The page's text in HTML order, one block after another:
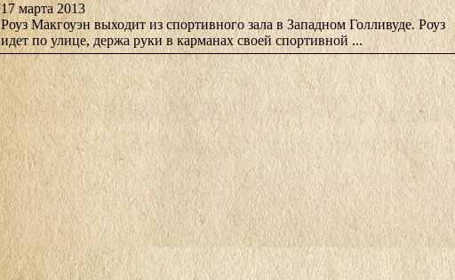
17 марта 2013
Роуз Макгоуэн выходит из спортивного зала в Западном Голливуде. Роуз
идет по улице, держа руки в карманах своей спортивной ...